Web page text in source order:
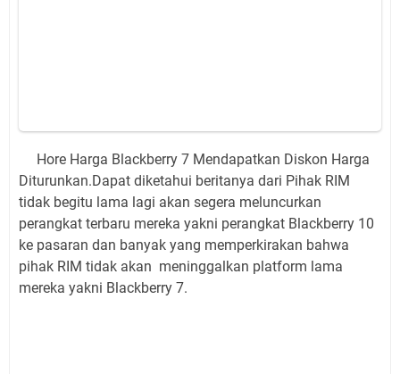
Hore Harga Blackberry 7 Mendapatkan Diskon Harga
Diturunkan.Dapat diketahui beritanya dari Pihak RIM
tidak begitu lama lagi akan segera meluncurkan
perangkat terbaru mereka yakni perangkat Blackberry 10
ke pasaran dan banyak yang memperkirakan bahwa
pihak RIM tidak akan meninggalkan platform lama
mereka yakni Blackberry 7.